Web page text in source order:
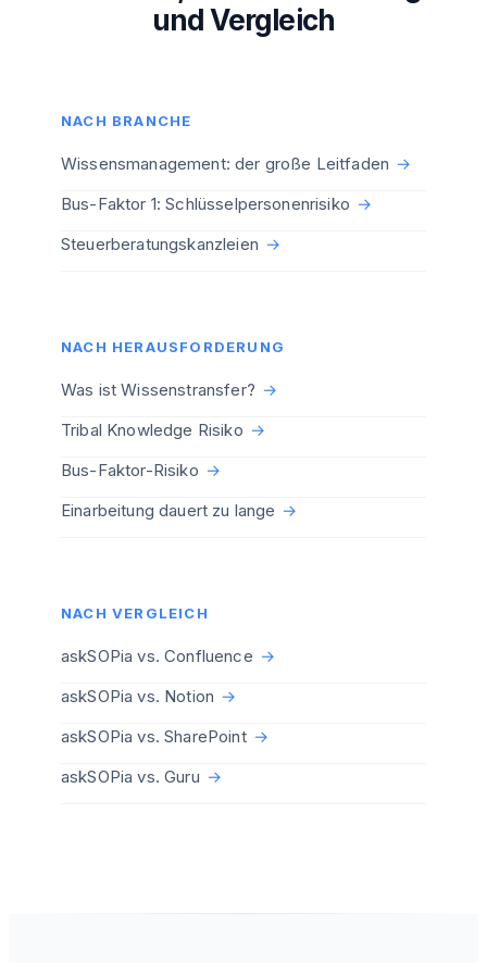
und Vergleich
NACH BRANCHE
Wissensmanagement: der große Leitfaden →
Bus-Faktor 1: Schlüsselpersonenrisiko →
Steuerberatungskanzleien →
NACH HERAUSFORDERUNG
Was ist Wissenstransfer? →
Tribal Knowledge Risiko →
Bus-Faktor-Risiko →
Einarbeitung dauert zu lange →
NACH VERGLEICH
askSOPia vs. Confluence →
askSOPia vs. Notion →
askSOPia vs. SharePoint →
askSOPia vs. Guru →